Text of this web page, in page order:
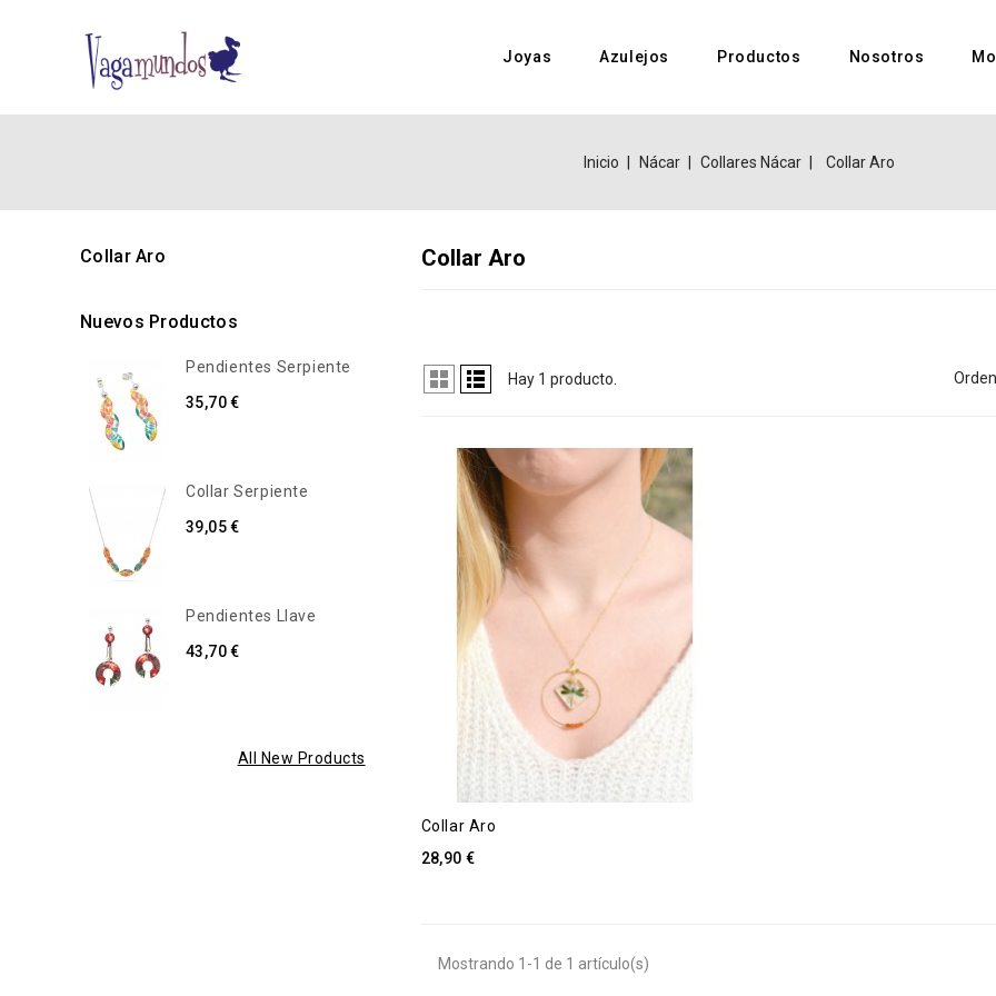
Joyas Azulejos Productos Nosotros
Inicio Nácar Collares Nácar Collar Aro
Collar Aro
Nuevos Productos
Pendientes Serpiente
35,70 €
Collar Serpiente
39,05 €
Pendientes Llave
43,70 €
All New Products
Collar Aro
Hay 1 producto.
Collar Aro
28,90 €
Mostrando 1-1 de 1 artículo(s)